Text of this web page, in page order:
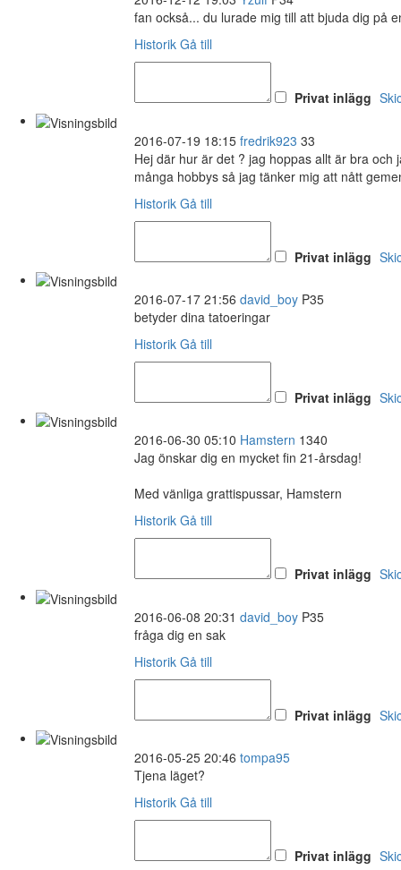
fan också... du lurade mig till att bjuda dig på
Historik Gå till
Privat inlägg
2016-07-19 18:15 fredrik923 33
Hej där hur är det ? jag hoppas allt är bra
många hobbys så jag tänker mig att nått
Historik Gå till
Privat inlägg
2016-07-17 21:56 david_boy P35
betyder dina tatoeringar
Historik Gå till
Privat inlägg
2016-06-30 05:10 Hamstern 1340
Jag önskar dig en mycket fin 21-årsdag!
Med vänliga grattispussar, Hamstern
Historik Gå till
Privat inlägg
2016-06-08 20:31 david_boy P35
fråga dig en sak
Historik Gå till
Privat inlägg
2016-05-25 20:46 tompa95
Tjena läget?
Historik Gå till
Privat inlägg